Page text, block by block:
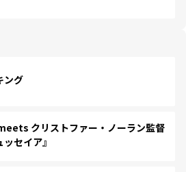
ング
クリストファー・ノーラン監督
セイア』